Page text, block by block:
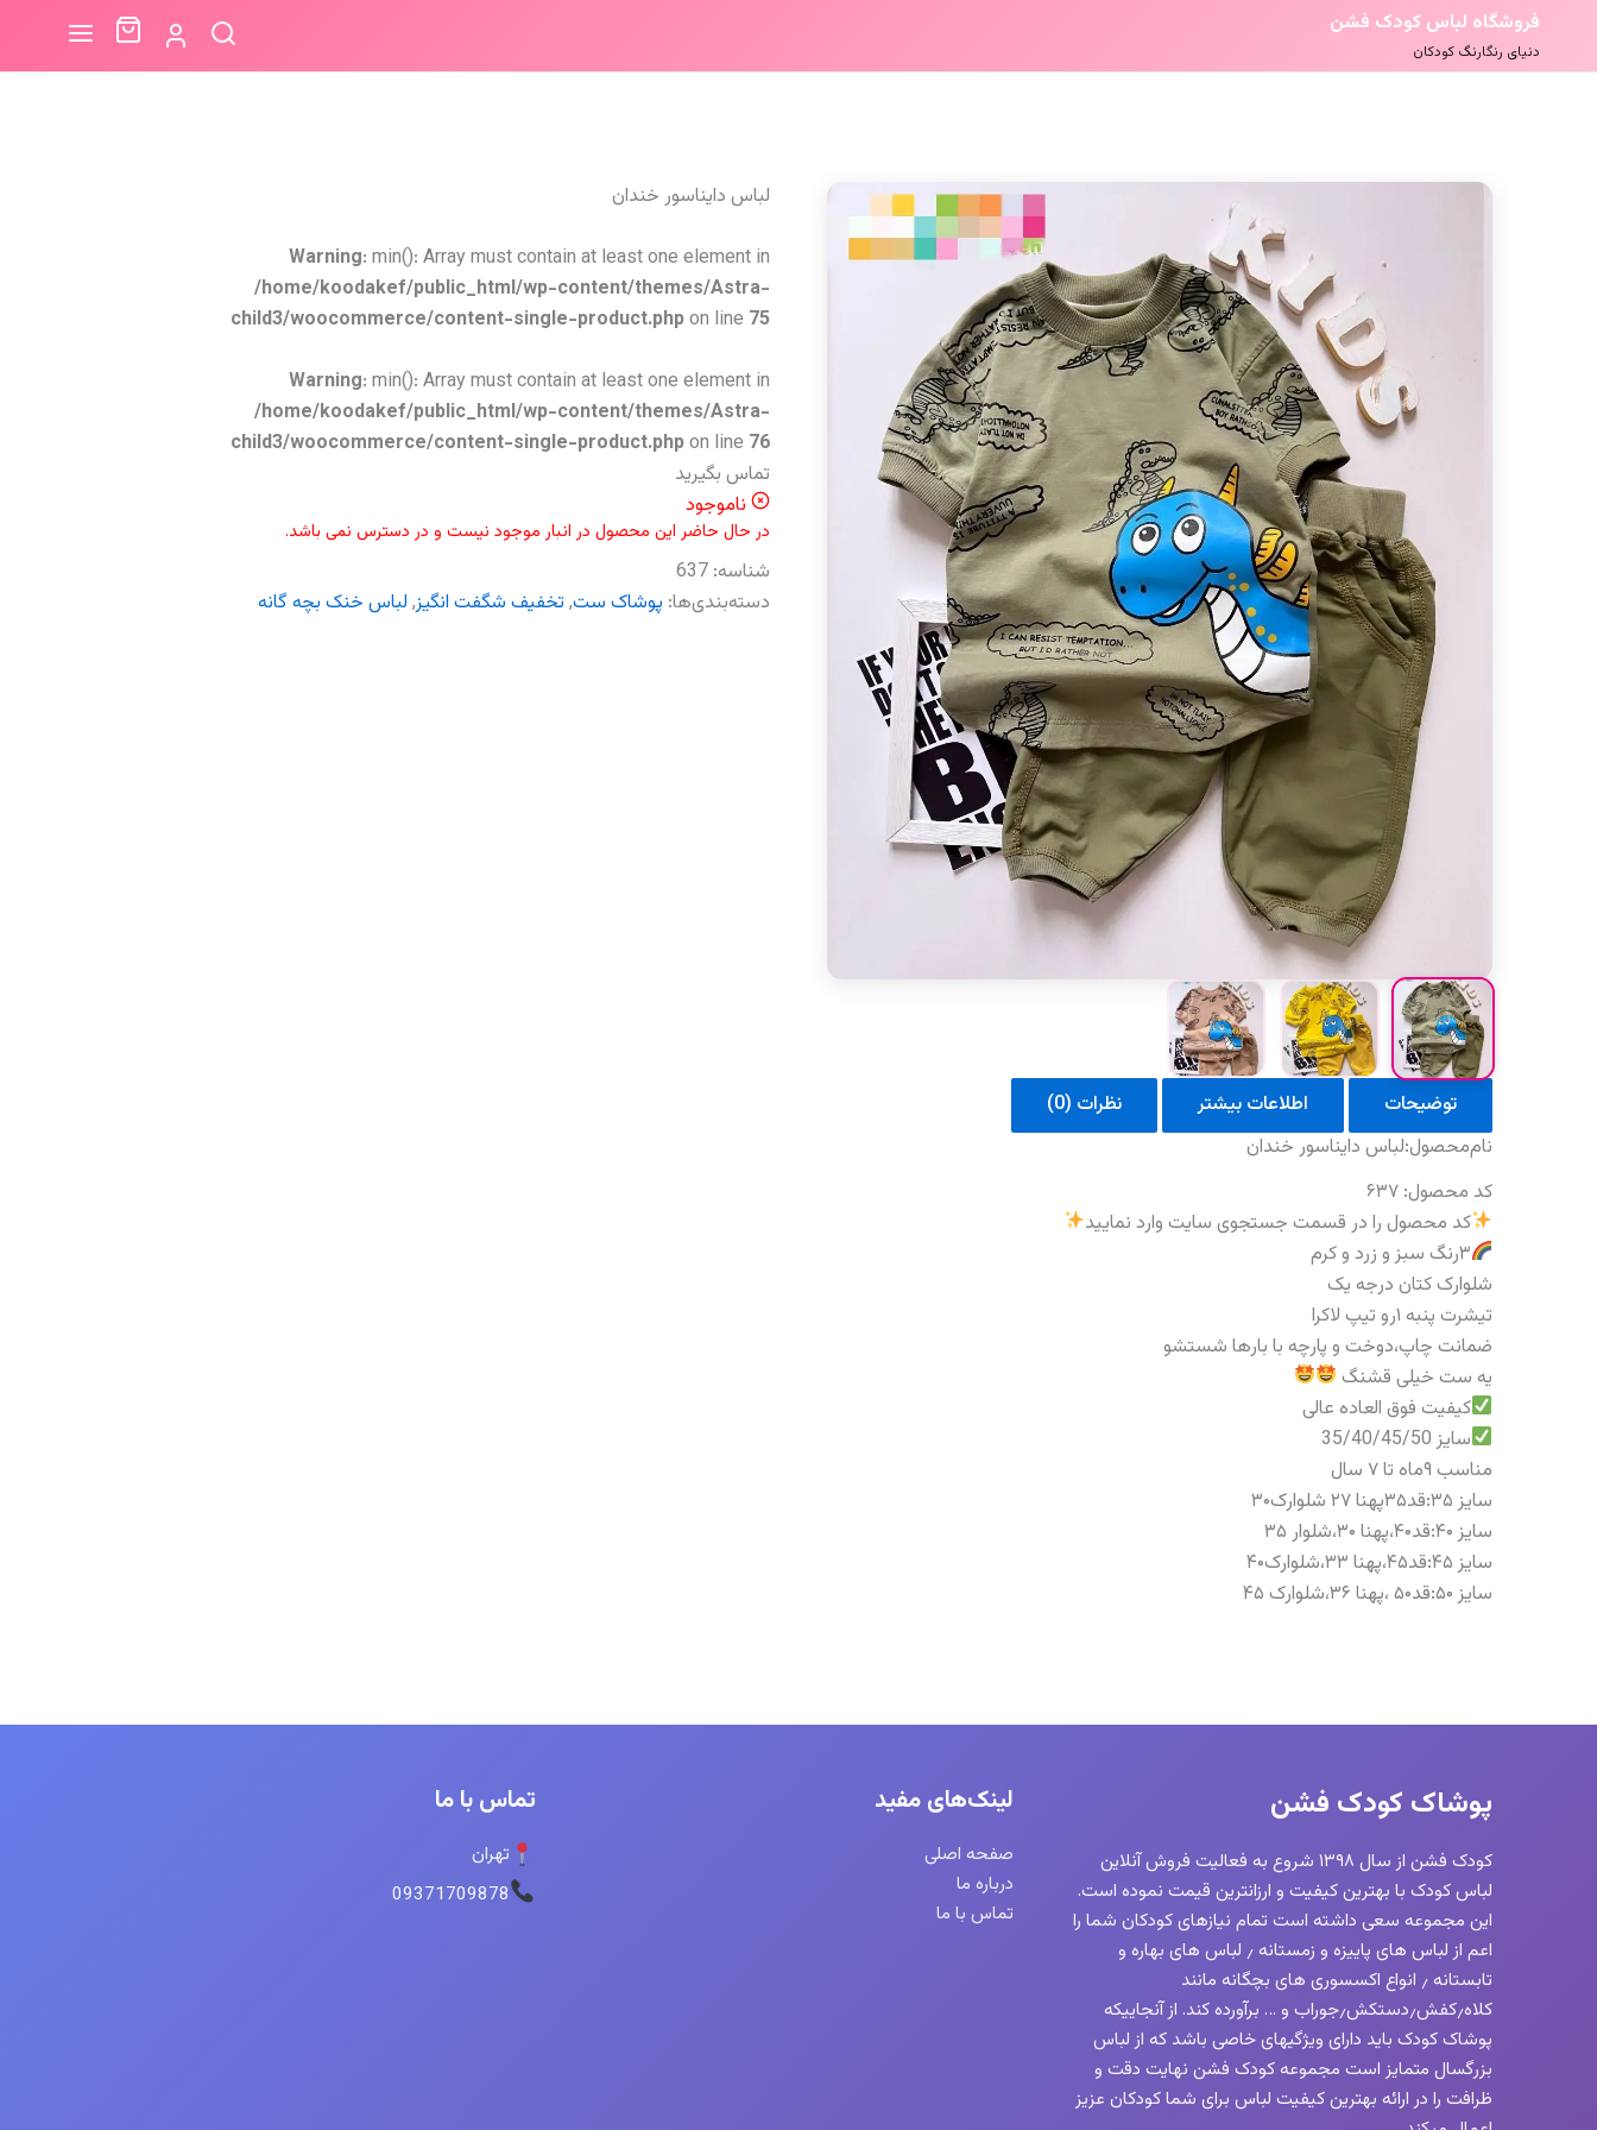
فروشگاه لباس کودک فشن
دنیای رنگارنگ کودکان
لباس دایناسور خندان
Warning: min(): Array must contain at least one element in
/home/koodakef/public_html/wp-content/themes/Astra-
child3/woocommerce/content-single-product.phpon line 75
Warning: min(): Array must contain at least one element in
/home/koodakef/public_html/wp-content/themes/Astra-
child3/woocommerce/content-single-product.phpon line 76
تماس بگیرید
ناموجود
در حال حاضر این محصول در انبار موجود نیست و در دسترس نمی باشد.
شناسه: 637
دسته‌بندی‌ها: پوشاک ست, تخفیف شگفت انگیز, لباس خنک بچه گانه
توضیحات اطلاعات بیشتر
نظرات (0)
نام‌محصول:لباس دایناسور خندان
کد محصول: ۶۳۷
کد محصول را در قسمت جستجوی سایت وارد نمایید
۳رنگ سبز و زرد و کرم
شلوارک کتان درجه یک
تیشرت پنبه ۱رو تیپ لاکرا
ضمانت چاپ،دوخت و پارچه با بارها شستشو
یه ست خیلی قشنگ
کیفیت فوق العاده عالی
سایز 35/40/45/50
مناسب ۹ماه تا ۷ سال
سایز ۳۵:قد۳۵پهنا ۲۷ شلوارک۳۰
سایز ۴۰:قد۴۰،پهنا ۳۰،شلوار ۳۵
سایز ۴۵:قد۴۵،پهنا ۳۳،شلوارک۴۰
سایز ۵۰:قد۵۰ ،پهنا ۳۶،شلوارک ۴۵
پوشاک کودک فشن
کودک فشن از سال ۱۳۹۸ شروع به فعالیت فروش آنلاین
لباس کودک با بهترین کیفیت و ارزانترین قیمت نموده است.
این مجموعه سعی داشته است تمام نیازهای کودکان شما را
اعم از لباس های پاییزه و زمستانه ٫ لباس های بهاره و
تابستانه ٫ انواع اکسسوری های بچگانه مانند
کلاه٫کفش٫دستکش٫جوراب و … برآورده کند. از آنجاییکه
پوشاک کودک باید دارای ویژگیهای خاصی باشد که از لباس
بزرگسال متمایز است مجموعه کودک فشن نهایت دقت و
ظرافت را در ارائه بهترین کیفیت لباس برای شما کودکان عزیز
لینک‌های مفید
صفحه اصلی
درباره ما
تماس با ما
تماس با ما
تهران
09371709878